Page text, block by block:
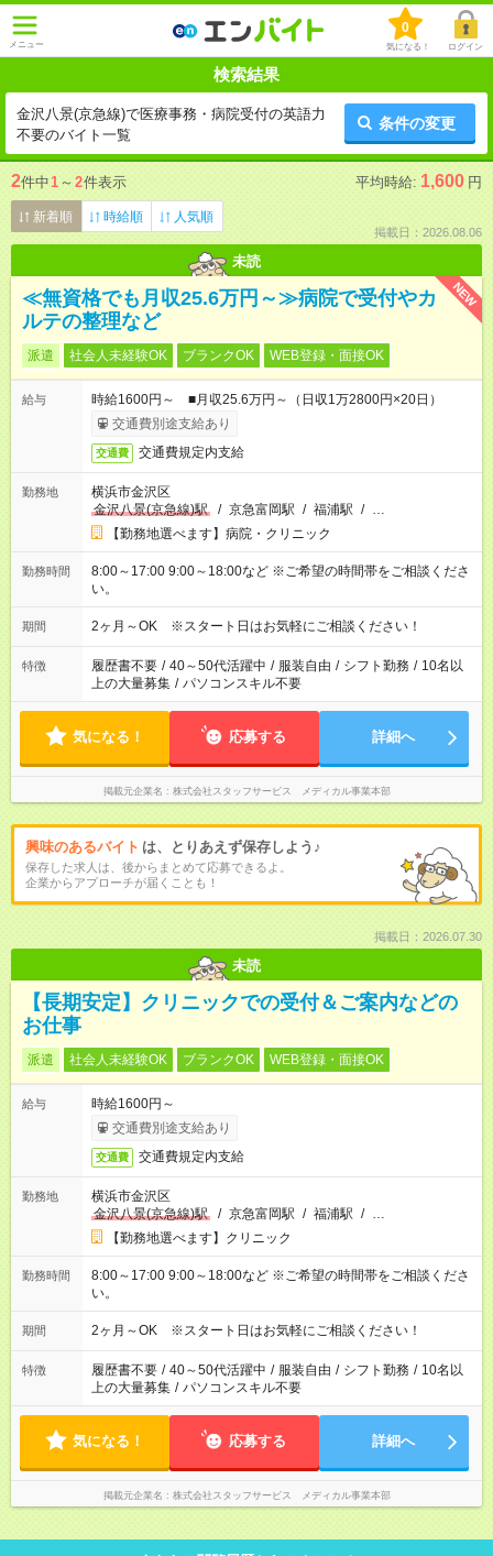
メニュー
0
気になる！ ログイン
検索結果
金沢八景(京急線)で医療事務・病院受付の英語力
不要のバイト一覧
条件の変更
2件中1 ～ 2件表示 平均時給: 1,600 円
新着順 時給順 人気順
掲載日：2026.08.06
未読
NEW
≪無資格でも月収25.6万円～≫病院で受付やカ
ルテの整理など
派遣 社会人未経験OK ブランクOK WEB登録・面接OK
給与
時給1600円～ ■月収25.6万円～（日収1万2800円×20日）
交通費別途支給あり
交通費 交通費規定内支給
勤務地
横浜市金沢区
金沢八景(京急線)駅
/ 京急富岡駅 / 福浦駅 / …
【勤務地選べます】病院・クリニック
勤務時間
8:00～17:00 9:00～18:00など ※ご希望の時間帯をご相談くださ
い。
期間 2ヶ月～OK ※スタート日はお気軽にご相談ください！
特徴 履歴書不要 / 40～50代活躍中 / 服装自由 / シフト勤務 / 10名以
上の大量募集 / パソコンスキル不要
気になる！ 応募する 詳細へ
掲載元企業名 株式会社スタッフサービス メディカル事業本部
興味のあるバイト は、とりあえず保存しよう♪
保存した求人は、後からまとめて応募できるよ。
企業からアプローチが届くことも！
掲載日：2026.07.30
未読
【長期安定】クリニックでの受付＆ご案内などの
お仕事
派遣 社会人未経験OK ブランクOK WEB登録・面接OK
給与
時給1600円～
交通費別途支給あり
交通費 交通費規定内支給
勤務地
横浜市金沢区
金沢八景(京急線)駅
/ 京急富岡駅 / 福浦駅 / …
【勤務地選べます】クリニック
勤務時間
8:00～17:00 9:00～18:00など ※ご希望の時間帯をご相談くださ
い。
期間 2ヶ月～OK ※スタート日はお気軽にご相談ください！
特徴 履歴書不要 / 40～50代活躍中 / 服装自由 / シフト勤務 / 10名以
上の大量募集 / パソコンスキル不要
気になる！ 応募する 詳細へ
掲載元企業名 株式会社スタッフサービス メディカル事業本部